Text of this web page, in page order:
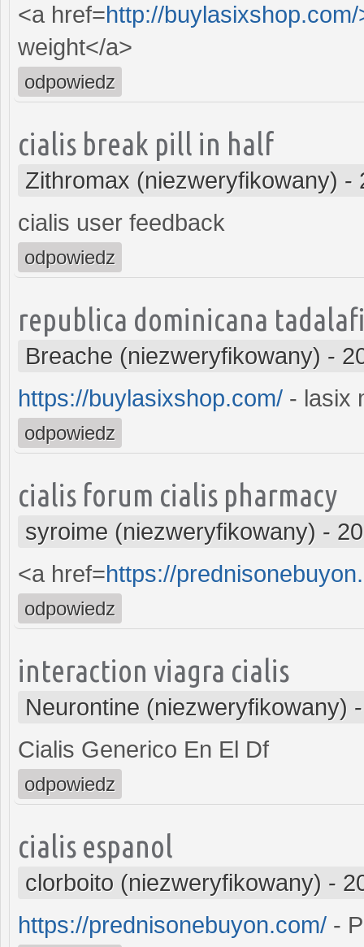
<a href=http://
weight</a>
odpowiedz
cialis break pill in half
Zithromax (niezweryfikowany) -
cialis user feedback
odpowiedz
republica dominicana
Breache (niezweryfikowany) -
https://buylasixshop.com/ - lasix
odpowiedz
cialis forum cialis pharmacy
syroime (niezweryfikowany) -
<a href=https://
odpowiedz
interaction viagra cialis
Neurontine (niezweryfikowany)
Cialis Generico En El Df
odpowiedz
cialis espanol
clorboito (niezweryfikowany) -
https://prednisonebuyon.com/ -